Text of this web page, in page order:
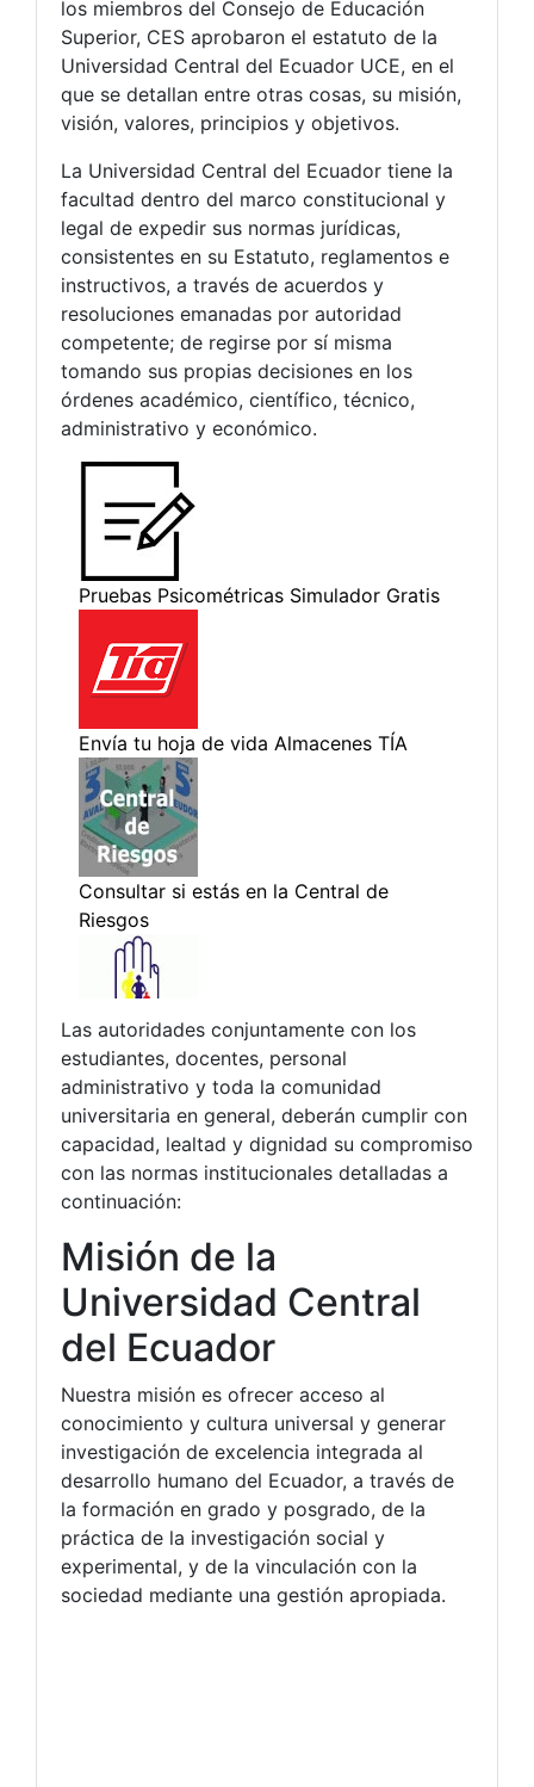
los miembros del Consejo de Educación
Superior, CES aprobaron el estatuto de la
Universidad Central del Ecuador UCE, en el
que se detallan entre otras cosas, su misión,
visión, valores, principios y objetivos.
La Universidad Central del Ecuador tiene la
facultad dentro del marco constitucional y
legal de expedir sus normas jurídicas,
consistentes en su Estatuto, reglamentos e
instructivos, a través de acuerdos y
resoluciones emanadas por autoridad
competente; de regirse por sí misma
tomando sus propias decisiones en los
órdenes académico, científico, técnico,
administrativo y económico.
Las autoridades conjuntamente con los
estudiantes, docentes, personal
administrativo y toda la comunidad
universitaria en general, deberán cumplir con
capacidad, lealtad y dignidad su compromiso
con las normas institucionales detalladas a
continuación:
Misión de la
Universidad Central
del Ecuador
Nuestra misión es ofrecer acceso al
conocimiento y cultura universal y generar
investigación de excelencia integrada al
desarrollo humano del Ecuador, a través de
la formación en grado y posgrado, de la
práctica de la investigación social y
experimental, y de la vinculación con la
sociedad mediante una gestión apropiada.